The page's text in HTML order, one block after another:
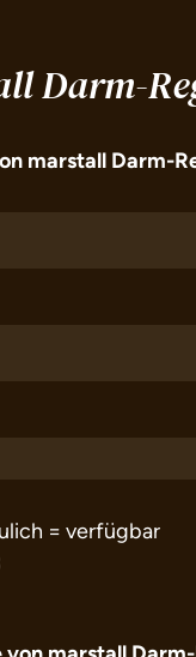
Darm-
marstall Darm-
= verfügbar